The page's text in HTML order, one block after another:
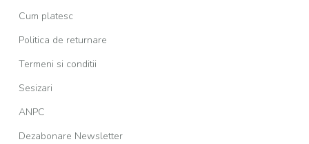
Cum platesc
Politica de returnare
Termeni si conditii
Sesizari
ANPC
Dezabonare Newsletter